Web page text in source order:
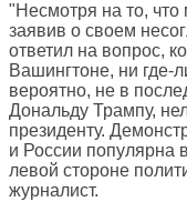
"Несмотря на то,
заявив о своем
ответил на вопрос,
Вашингтоне, ни где-
вероятно, не в
Дональду Трампу,
президенту.
и России популярна
левой стороне
журналист.